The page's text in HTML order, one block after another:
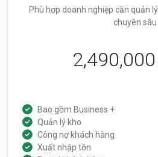
Phù hợp doanh nghiệp cần quản
chuyên sâu
2,490,000
Bao gồm Business +
Quản lý kho
Công nợ khách hàng
Xuất nhập tồn